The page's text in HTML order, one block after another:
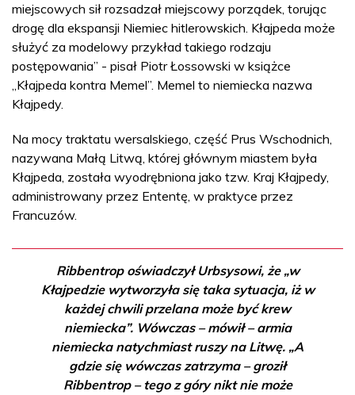
miejscowych sił rozsadzał miejscowy porządek, torując
drogę dla ekspansji Niemiec hitlerowskich. Kłajpeda może
służyć za modelowy przykład takiego rodzaju
postępowania” - pisał Piotr Łossowski w książce
„Kłajpeda kontra Memel”. Memel to niemiecka nazwa
Kłajpedy.
Na mocy traktatu wersalskiego, część Prus Wschodnich,
nazywana Małą Litwą, której głównym miastem była
Kłajpeda, została wyodrębniona jako tzw. Kraj Kłajpedy,
administrowany przez Ententę, w praktyce przez
Francuzów.
Ribbentrop oświadczył Urbsysowi, że „w
Kłajpedzie wytworzyła się taka sytuacja, iż w
każdej chwili przelana może być krew
niemiecka”. Wówczas – mówił – armia
niemiecka natychmiast ruszy na Litwę. „A
gdzie się wówczas zatrzyma – groził
Ribbentrop – tego z góry nikt nie może